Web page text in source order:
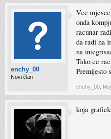
enchy_00
Novi član
Vec
onda
racunar
da radi na
na
Tako ce
Premijesto
enchy_00
koja